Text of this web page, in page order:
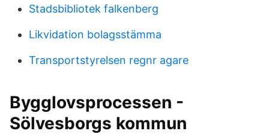
Stadsbibliotek falkenberg
Likvidation bolagsstämma
Transportstyrelsen regnr agare
Bygglovsprocessen -
Sölvesborgs kommun